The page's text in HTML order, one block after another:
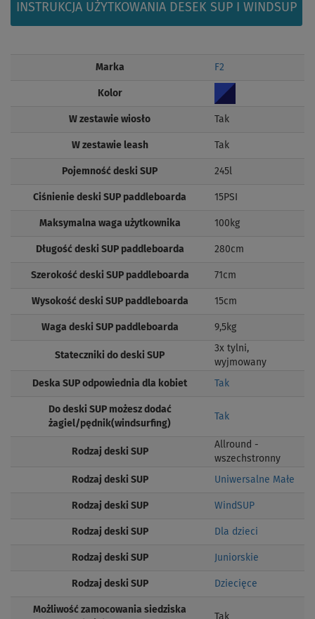
INSTRUKCJA UŻYTKOWANIA DESEK SUP I WINDSUP
Marka F2
Kolor
W zestawie wiosło Tak
W zestawie leash Tak
Pojemność deski SUP 245l
Ciśnienie deski SUP paddleboarda 15PSI
Maksymalna waga użytkownika 100kg
Długość deski SUP paddleboarda 280cm
Szerokość deski SUP paddleboarda 71cm
Wysokość deski SUP paddleboarda 15cm
Waga deski SUP paddleboarda 9,5kg
Stateczniki do deski SUP
3x tylni,
wyjmowany
Deska SUP odpowiednia dla kobiet Tak
Do deski SUP możesz dodać
żagiel/pędnik(windsurfing)
Tak
Rodzaj deski SUP
Allround -
wszechstronny
Rodzaj deski SUP Uniwersalne Małe
Rodzaj deski SUP WindSUP
Rodzaj deski SUP Dla dzieci
Rodzaj deski SUP Juniorskie
Rodzaj deski SUP Dziecięce
Możliwość zamocowania siedziska
Tak